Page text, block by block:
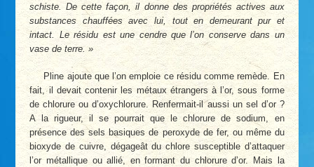
schiste. De cette façon, il donne des propriétés actives aux
substances chauffées avec lui, tout en demeurant pur et
intact. Le résidu est une cendre que l’on conserve dans un
vase de terre.
Pline ajoute que l’on emploie ce résidu comme remède. En
fait, il devait contenir les métaux étrangers à l’or, sous forme
de chlorure ou d’oxychlorure. Renfermait-il aussi un sel d’or ?
A la rigueur, il se pourrait que le chlorure de sodium, en
présence des sels basiques de peroxyde de fer, ou même du
bioxyde de cuivre, dégageât du chlore susceptible d’attaquer
l’or métallique ou allié, en formant du chlorure d’or. Mais la